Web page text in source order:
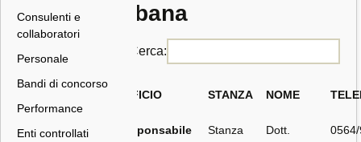
Consulenti e
collaboratori
Personale
Bandi di concorso
Performance
Enti controllati
Urbana
Cerca:
UFFICIO STANZA NOME
Responsabile
Stanza
Dott.